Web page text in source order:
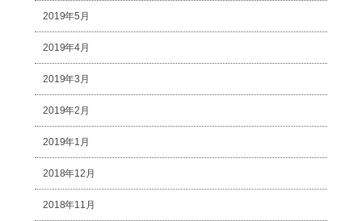
2019年5月
2019年4月
2019年3月
2019年2月
2019年1月
2018年12月
2018年11月